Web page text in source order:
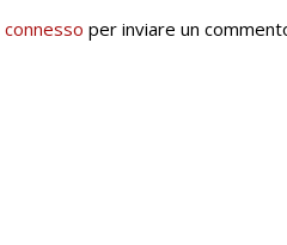
connesso per inviare un